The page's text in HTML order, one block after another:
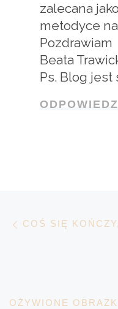
zalecana
metodyce
Pozdrawiam
Beata
Ps. Blog jest
ODPOWIEDZ
Nawigacja
COŚ SIĘ